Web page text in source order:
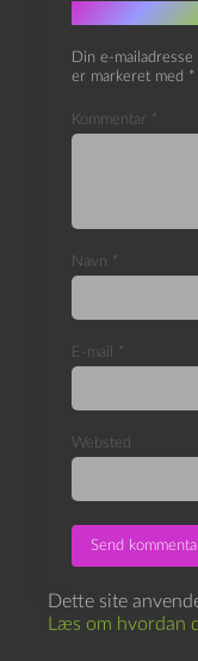
Skriv et
Din e-
er markeret med *
Kommentar *
Navn *
E-mail *
Websted
Dette site
Læs om hvordan